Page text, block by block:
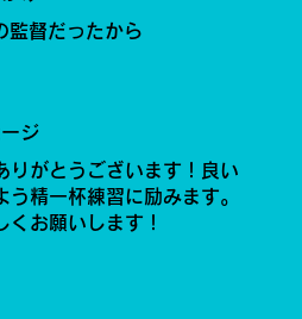
監督だったから
ジ
りがとうございます！良い
精一杯練習に励みます。
くお願いします！